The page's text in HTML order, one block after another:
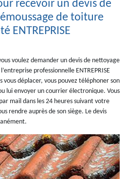
recevoir un devis de
de toiture
ENTREPRISE
voulez demander un devis de nettoyage
professionnelle ENTREPRISE
vous déplacer, vous pouvez téléphoner son
lui envoyer un courrier électronique. Vous
mail dans les 24 heures suivant votre
rendre auprès de son siège. Le devis